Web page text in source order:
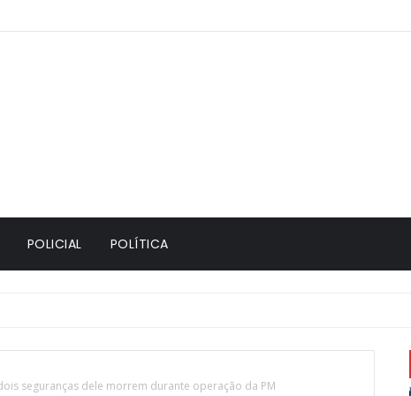
POLICIAL POLÍTICA
seguranças dele morrem durante operação da PM